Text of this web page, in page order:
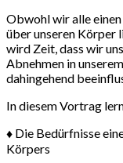
Obwohl wir alle
über unseren Körper
wird Zeit, dass wir
Abnehmen in
dahingehend
In diesem Vortrag
♦ Die Bedürfnisse
Körpers